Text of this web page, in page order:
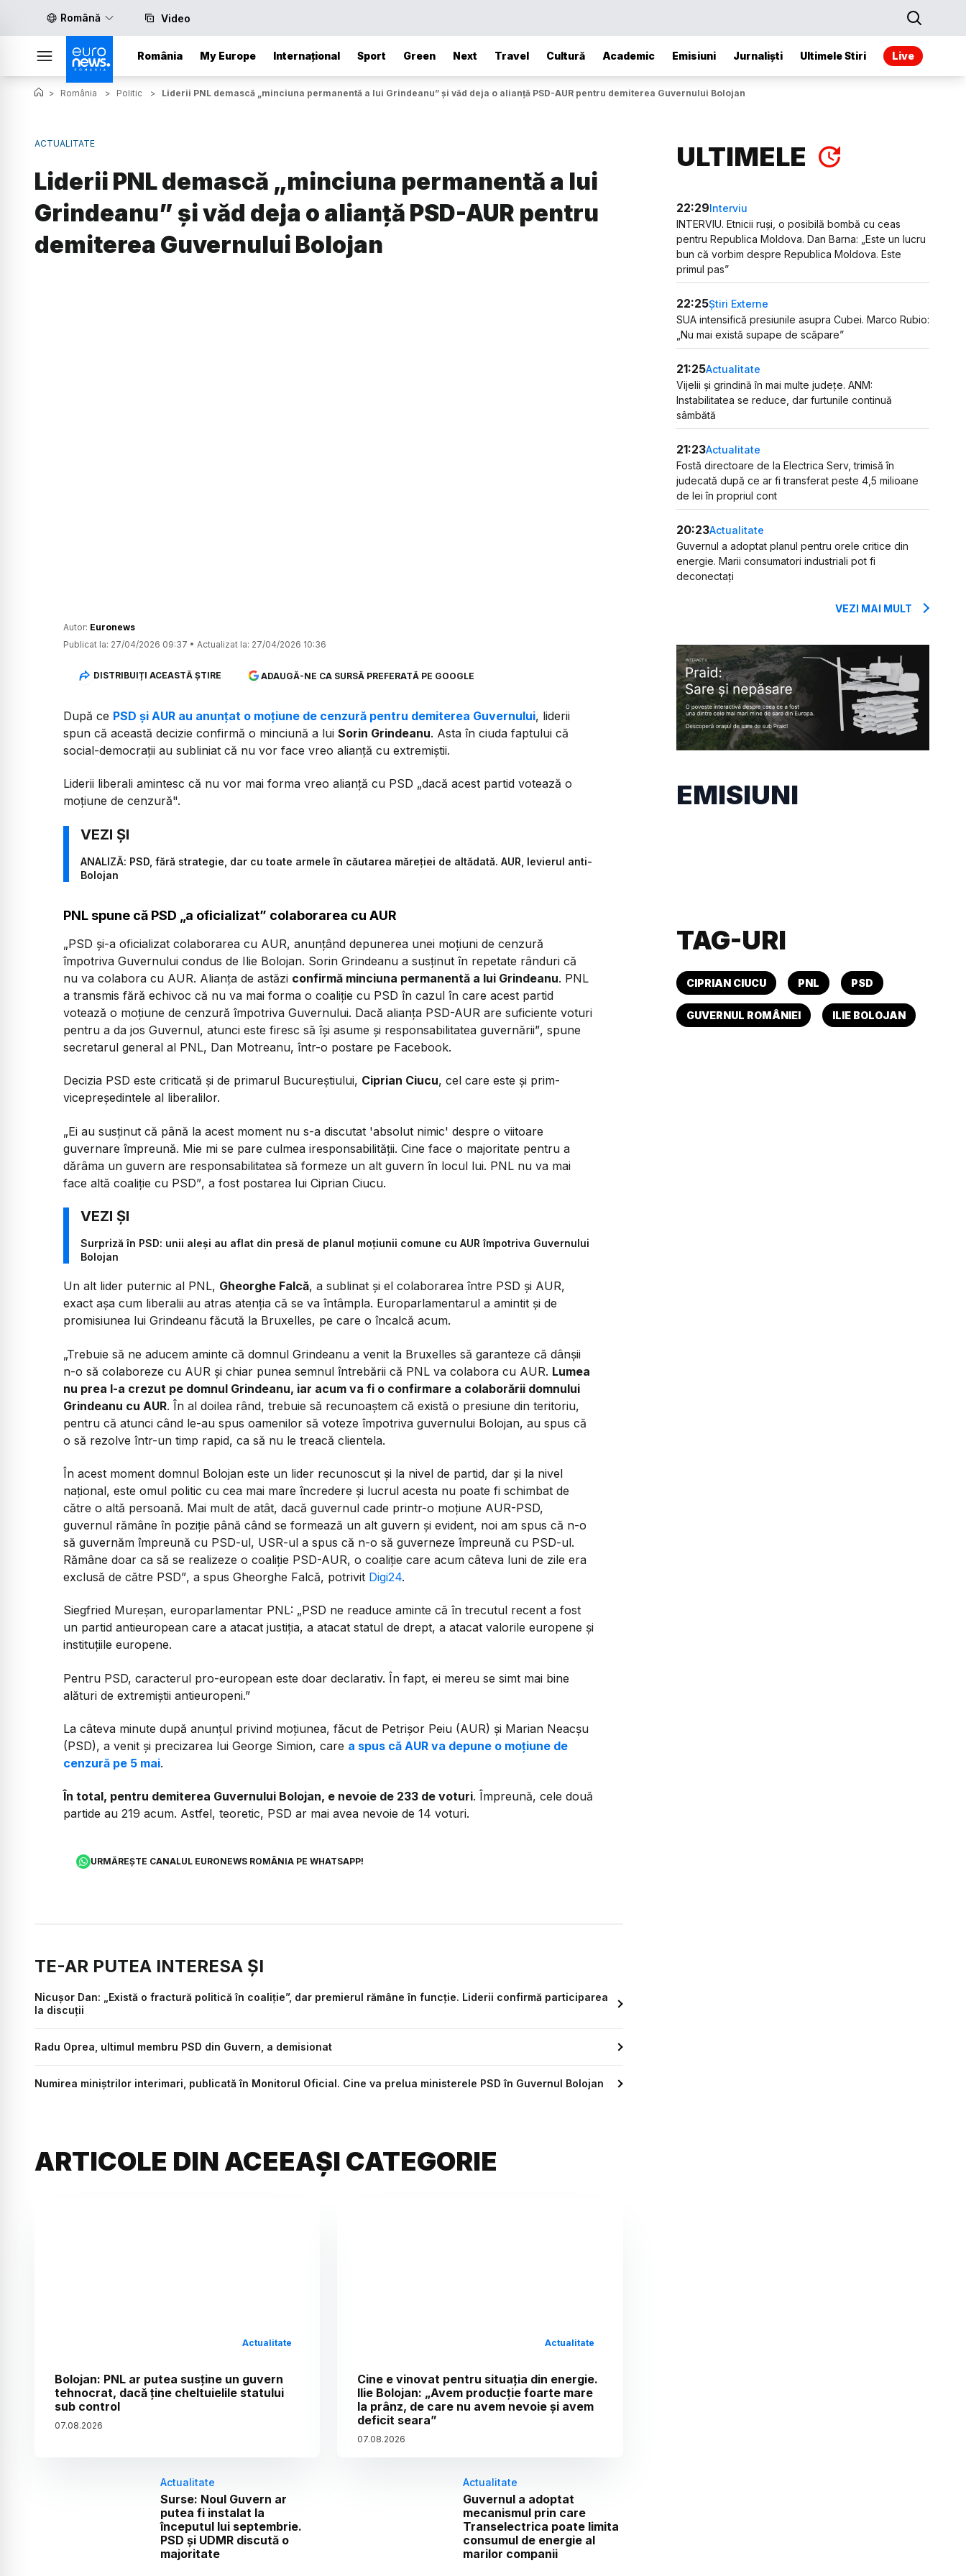
Română Video
România My Europe Internațional Sport Green Next Travel Cultură Academic Emisiuni Jurnaliști Ultimele Stiri Live
> România > Politic > Liderii PNL demască „minciuna permanentă a lui Grindeanu” și văd deja o alianță PSD-AUR pentru demiterea Guvernului Bolojan
ACTUALITATE
Liderii PNL demască „minciuna permanentă a lui
Grindeanu” și văd deja o alianță PSD-AUR pentru
demiterea Guvernului Bolojan
Autor: Euronews
Publicat la: 27/04/2026 09:37 • Actualizat la: 27/04/2026 10:36
DISTRIBUIȚI ACEASTĂ ȘTIRE ADAUGĂ-NE CA SURSĂ PREFERATĂ PE GOOGLE
După ce PSD și AUR au anunțat o moțiune de cenzură pentru demiterea Guvernului, liderii
spun că această decizie confirmă o minciună a lui Sorin Grindeanu. Asta în ciuda faptului că
social-democrații au subliniat că nu vor face vreo alianță cu extremiștii.
Liderii liberali amintesc că nu vor mai forma vreo alianță cu PSD „dacă acest partid votează o
moțiune de cenzură".
ANALIZĂ: PSD, fără strategie, dar cu toate armele în căutarea măreției de altădată. AUR, levierul anti-
Bolojan
PNL spune că PSD „a oficializat” colaborarea cu AUR
„PSD şi-a oficializat colaborarea cu AUR, anunţând depunerea unei moţiuni de cenzură
împotriva Guvernului condus de Ilie Bolojan. Sorin Grindeanu a susţinut în repetate rânduri că
nu va colabora cu AUR. Alianţa de astăzi confirmă minciuna permanentă a lui Grindeanu. PNL
a transmis fără echivoc că nu va mai forma o coaliţie cu PSD în cazul în care acest partid
votează o moţiune de cenzură împotriva Guvernului. Dacă alianţa PSD-AUR are suficiente voturi
pentru a da jos Guvernul, atunci este firesc să îşi asume şi responsabilitatea guvernării”, spune
secretarul general al PNL, Dan Motreanu, într-o postare pe Facebook.
Decizia PSD este criticată și de primarul Bucureștiului, Ciprian Ciucu, cel care este și prim-
vicepreședintele al liberalilor.
„Ei au susținut că până la acest moment nu s-a discutat 'absolut nimic' despre o viitoare
guvernare împreună. Mie mi se pare culmea iresponsabilității. Cine face o majoritate pentru a
dărâma un guvern are responsabilitatea să formeze un alt guvern în locul lui. PNL nu va mai
face altă coaliție cu PSD”, a fost postarea lui Ciprian Ciucu.
Surpriză în PSD: unii aleși au aflat din presă de planul moțiunii comune cu AUR împotriva Guvernului
Bolojan
Un alt lider puternic al PNL, Gheorghe Falcă, a sublinat și el colaborarea între PSD și AUR,
exact așa cum liberalii au atras atenția că se va întâmpla. Europarlamentarul a amintit și de
promisiunea lui Grindeanu făcută la Bruxelles, pe care o încalcă acum.
„Trebuie să ne aducem aminte că domnul Grindeanu a venit la Bruxelles să garanteze că dânșii
n-o să colaboreze cu AUR și chiar punea semnul întrebării că PNL va colabora cu AUR. Lumea
nu prea l-a crezut pe domnul Grindeanu, iar acum va fi o confirmare a colaborării domnului
Grindeanu cu AUR. În al doilea rând, trebuie să recunoaștem că există o presiune din teritoriu,
pentru că atunci când le-au spus oamenilor să voteze împotriva guvernului Bolojan, au spus că
o să rezolve într-un timp rapid, ca să nu le treacă clientela.
În acest moment domnul Bolojan este un lider recunoscut și la nivel de partid, dar și la nivel
național, este omul politic cu cea mai mare încredere și lucrul acesta nu poate fi schimbat de
către o altă persoană. Mai mult de atât, dacă guvernul cade printr-o moțiune AUR-PSD,
guvernul rămâne în poziție până când se formează un alt guvern și evident, noi am spus că n-o
să guvernăm împreună cu PSD-ul, USR-ul a spus că n-o să guverneze împreună cu PSD-ul.
Rămâne doar ca să se realizeze o coaliție PSD-AUR, o coaliție care acum câteva luni de zile era
exclusă de către PSD”, a spus Gheorghe Falcă, potrivit Digi24.
Siegfried Mureșan, europarlamentar PNL: „PSD ne readuce aminte că în trecutul recent a fost
un partid antieuropean care a atacat justiția, a atacat statul de drept, a atacat valorile europene și
instituțiile europene.
Pentru PSD, caracterul pro-european este doar declarativ. În fapt, ei mereu se simt mai bine
alături de extremiștii antieuropeni.”
La câteva minute după anunțul privind moțiunea, făcut de Petrișor Peiu (AUR) și Marian Neacșu
(PSD), a venit și precizarea lui George Simion, care a spus că AUR va depune o moțiune de
cenzură pe 5 mai.
În total, pentru demiterea Guvernului Bolojan, e nevoie de 233 de voturi. Împreună, cele două
partide au 219 acum. Astfel, teoretic, PSD ar mai avea nevoie de 14 voturi.
URMĂREȘTE CANALUL EURONEWS ROMÂNIA PE WHATSAPP!
TE-AR PUTEA INTERESA ȘI
Nicușor Dan: „Există o fractură politică în coaliție”, dar premierul rămâne în funcție. Liderii confirmă participarea
la discuții
Radu Oprea, ultimul membru PSD din Guvern, a demisionat
Numirea miniștrilor interimari, publicată în Monitorul Oficial. Cine va prelua ministerele PSD în Guvernul Bolojan
ARTICOLE DIN ACEEAȘI CATEGORIE
Actualitate
Bolojan: PNL ar putea susține un guvern
tehnocrat, dacă ține cheltuielile statului
sub control
07.08.2026
Actualitate
Cine e vinovat pentru situația din energie.
Ilie Bolojan: „Avem producție foarte mare
la prânz, de care nu avem nevoie și avem
deficit seara”
07.08.2026
Actualitate
Surse: Noul Guvern ar
putea fi instalat la
începutul lui septembrie.
PSD și UDMR discută o
majoritate
Actualitate
Guvernul a adoptat
mecanismul prin care
Transelectrica poate limita
consumul de energie al
marilor companii
ULTIMELE
22:29Interviu
INTERVIU. Etnicii ruși, o posibilă bombă cu ceas
pentru Republica Moldova. Dan Barna: „Este un lucru
bun că vorbim despre Republica Moldova. Este
primul pas”
22:25Știri Externe
SUA intensifică presiunile asupra Cubei. Marco Rubio:
„Nu mai există supape de scăpare”
21:25Actualitate
Vijelii și grindină în mai multe județe. ANM:
Instabilitatea se reduce, dar furtunile continuă
sâmbătă
21:23Actualitate
Fostă directoare de la Electrica Serv, trimisă în
judecată după ce ar fi transferat peste 4,5 milioane
de lei în propriul cont
20:23Actualitate
Guvernul a adoptat planul pentru orele critice din
energie. Marii consumatori industriali pot fi
deconectați
VEZI MAI MULT
EMISIUNI
TAG-URI
CIPRIAN CIUCU PNL PSD
GUVERNUL ROMÂNIEI ILIE BOLOJAN